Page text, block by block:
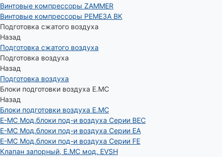
Винтовые компрессоры ZAMMER
Винтовые компрессоры РЕМЕЗА ВК
Подготовка сжатого воздуха
Назад
Подготовка сжатого воздуха
Подготовка воздуха
Назад
Подготовка воздуха
Блоки подготовки воздуха E.MC
Назад
Блоки подготовки воздуха E.MC
E-MC Мод.блоки под-и воздуха Серии BEC
E-MC Мод.блоки под-и воздуха Серии EA
E-MC Мод.блоки под-и воздуха Серии FE
Клапан запорный, E.MC мод. EVSH